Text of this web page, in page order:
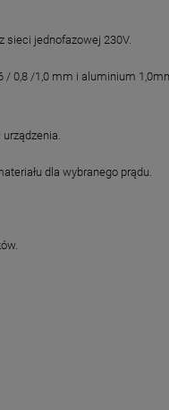
sieci jednofazowej 230V.
0,8 /1,0 mm i aluminium
dla wybranego prądu.